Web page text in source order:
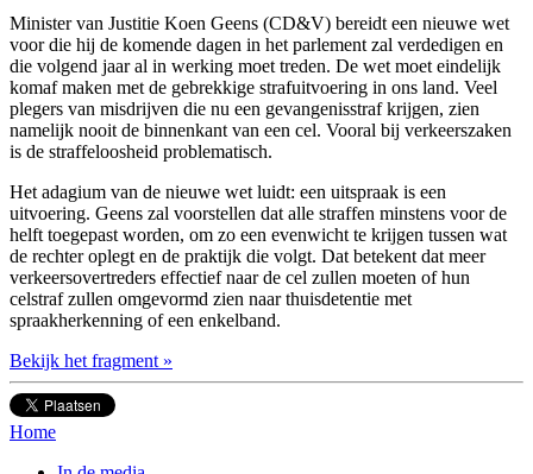
Minister van Justitie Koen Geens (CD&V) bereidt een nieuwe wet
voor die hij de komende dagen in het parlement zal verdedigen en
die volgend jaar al in werking moet treden. De wet moet eindelijk
komaf maken met de gebrekkige strafuitvoering in ons land. Veel
plegers van misdrijven die nu een gevangenisstraf krijgen, zien
namelijk nooit de binnenkant van een cel. Vooral bij verkeerszaken
is de straffeloosheid problematisch.
Het adagium van de nieuwe wet luidt: een uitspraak is een
uitvoering. Geens zal voorstellen dat alle straffen minstens voor de
helft toegepast worden, om zo een evenwicht te krijgen tussen wat
de rechter oplegt en de praktijk die volgt. Dat betekent dat meer
verkeersovertreders effectief naar de cel zullen moeten of hun
celstraf zullen omgevormd zien naar thuisdetentie met
spraakherkenning of een enkelband.
Bekijk het fragment »
Home